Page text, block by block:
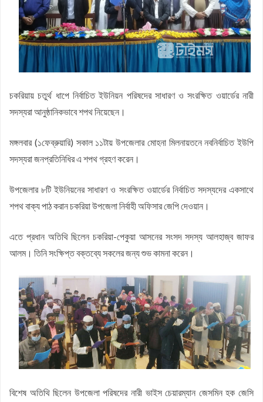
হবে: মুহাম্মদ শাহজাহান
চকরিয়া উপজেলা যুব জামায়াতের সভাপতি আবদুল্লাহ আল মামুর : সেক্রেটারি
কফিল উদ্দিন
জয়নাল আবেদীন মহিউচ্ছুন্নাহ দাখিল মাদ্রাসায় বৃক্ষরোপণ কর্মসূচি অনুষ্ঠিত
সসাসের পাঁচদিনের সংগীত কর্মশালা সম্পন্ন
বেগম রোকেয়া সাখাওয়াত হোসেন বৃত্তির তৃতীয় পুরস্কার পেলো তাসরিফুল
করিম
বেগম রোকেয়া সাখাওয়াত হোসেন বৃত্তির পুরস্কার পেলো পাঁচ শতাধিক
শিক্ষার্থী
চকরিয়া কেন্দ্রীয় উচ্চ বিদ্যালয়ে জুলাই গণঅভ্যুত্থান দিবস পালিত
চকরিয়ায় চতুর্থ ধাপে নির্বাচিত ইউনিয়ন পরিষদের সাধারণ ও সংরক্ষিত ওয়ার্ডের নারী
সদস্যরা আনুষ্ঠানিকভাবে শপথ নিয়েছেন।
মঙ্গলবার (১ফেব্রুয়ারি) সকাল ১১টায় উপজেলার মোহনা মিলনায়তনে নবনির্বাচিত ইউপি
সদস্যরা জনপ্রতিনিধির এ শপথ গ্রহণ করেন।
উপজেলার ৮টি ইউনিয়নের সাধারণ ও সংরক্ষিত ওয়ার্ডের নির্বাচিত সদস্যদের একসাথে
শপথ বাক্য পাঠ করান চকরিয়া উপজেলা নির্বাহী অফিসার জেপি দেওয়ান।
এতে প্রধান অতিথি ছিলেন চকরিয়া-পেকুয়া আসনের সংসদ সদস্য আলহাজ্ব জাফর
আলম। তিনি সংক্ষিপ্ত বক্তব্যে সকলের জন্য শুভ কামনা করেন।
বিশেষ অতিথি ছিলেন উপজেলা পরিষদের নারী ভাইস চেয়ারম্যান জেসমিন হক জেসি